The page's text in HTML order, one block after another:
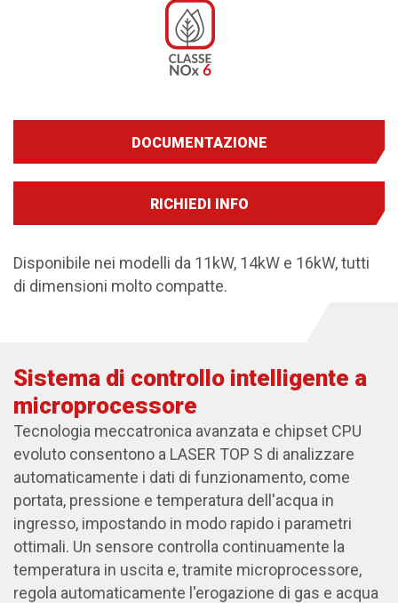
DOCUMENTAZIONE
RICHIEDI INFO
Disponibile nei modelli da 11kW, 14kW e 16kW, tutti
di dimensioni molto compatte.
Sistema di controllo intelligente a
microprocessore
Tecnologia meccatronica avanzata e chipset CPU
evoluto consentono a LASER TOP S di analizzare
automaticamente i dati di funzionamento, come
portata, pressione e temperatura dell'acqua in
ingresso, impostando in modo rapido i parametri
ottimali. Un sensore controlla continuamente la
temperatura in uscita e, tramite microprocessore,
regola automaticamente l'erogazione di gas e acqua